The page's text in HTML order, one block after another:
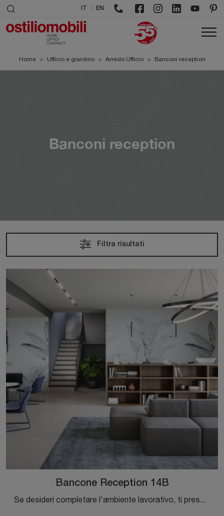
/ EN
Home > Ufficio e giardino > Arredo Ufficio > Banconi reception
Banconi reception
Filtra risultati
Bancone Reception 14B
Se desideri completare l'ambiente lavorativo, ti presentiamo il modello Bancone Reception 14B di Cinquanta3 tra diverse proposte di banconi reception.